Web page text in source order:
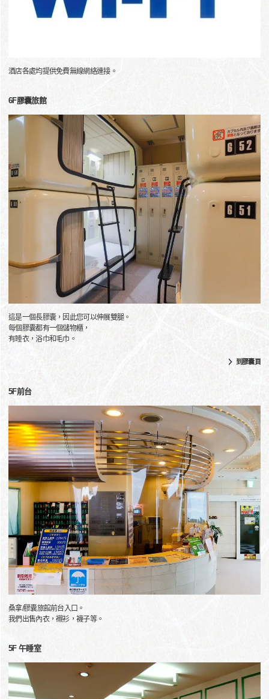
酒店各處均提供免費無線網絡連接。
6F膠囊旅館
這是一個長膠囊，因此您可以伸展雙腿。
每個膠囊都有一個儲物櫃，
有睡衣，浴巾和毛巾。
到膠囊頁
5F前台
桑拿/膠囊旅館前台入口。
我們出售內衣，襯衫，襪子等。
5F 午睡室